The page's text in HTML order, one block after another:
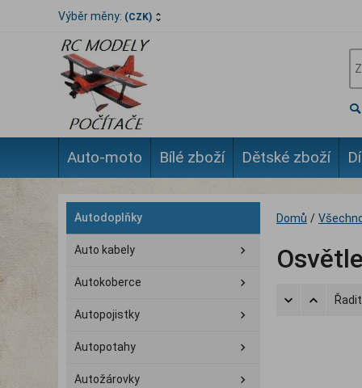
Výběr měny: (CZK)
Auto-moto Bílé zboží Dětské zboží
Autodoplňky
Auto kabely
Autokoberce
Autopojistky
Autopotahy
Autožárovky
Domů /